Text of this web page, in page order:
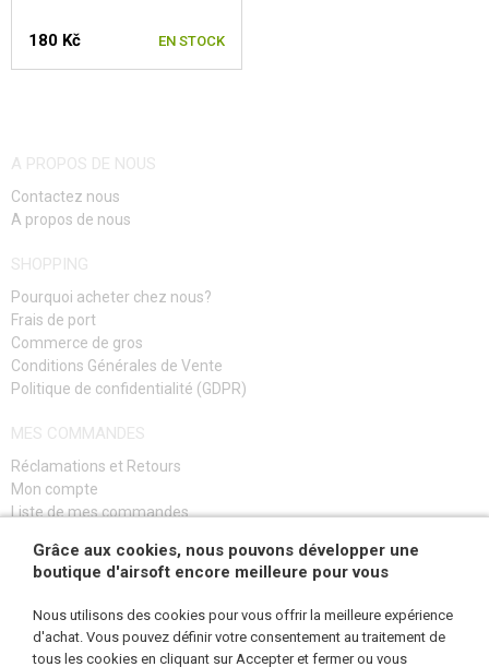
POUR SILVERBACK SRS
POUR ARES AMOEBA STRIKER
POUR SNOW WOLF M99
POUR SNOW WOLF SV-98
RESSORTS POUR SNIPER
SNIPER CANONS DE PRÉCISION
JOINTS HOP-UP
HOP-UP POUR VSR CANONS
VSR JOINTS HOP-UP 70°
VSR JOINTS HOP-UP 75°
VSR JOINTS HOP-UP 80°
180 Kč EN STOCK
A PROPOS DE NOUS
Contactez nous
A propos de nous
SHOPPING
Pourquoi acheter chez nous?
Frais de port
Commerce de gros
Conditions Générales de Vente
Politique de confidentialité (GDPR)
MES COMMANDES
Réclamations et Retours
Mon compte
Liste de mes commandes
S'INSCRIRE
Grâce aux cookies, nous pouvons développer une
boutique d'airsoft encore meilleure pour vous
Nous utilisons des cookies pour vous offrir la meilleure expérience
d'achat. Vous pouvez définir votre consentement au traitement de
tous les cookies en cliquant sur Accepter et fermer ou vous